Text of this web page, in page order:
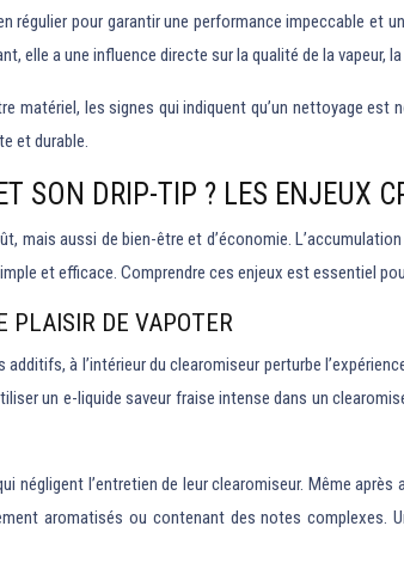
pour garantir une performance impeccable et
a une influence directe sur la qualité de la vapeur,
matériel, les signes qui indiquent qu’un nettoyage
et durable.
SON DRIP-TIP ? LES ENJEUX
mais aussi de bien-être et d’économie.
et efficace. Comprendre ces enjeux est essentiel
PLAISIR DE VAPOTER
à l’intérieur du clearomiseur perturbe
un e-liquide saveur fraise intense dans un
l’entretien de leur clearomiseur. Même
aromatisés ou contenant des notes complexes.